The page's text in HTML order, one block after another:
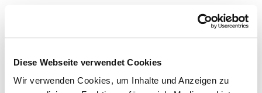
Diese Webseite verwendet Cookies
Wir verwenden Cookies, um Inhalte und Anzeigen zu